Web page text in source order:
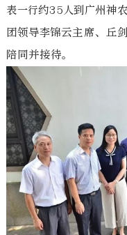
表一行约35人到广州神
团领导李锦云主席、丘
陪同并接待。